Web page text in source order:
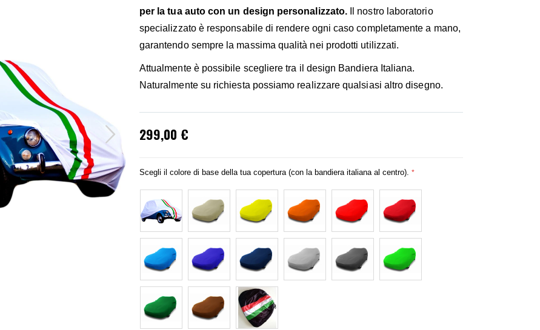
per la tua auto con un design personalizzato. Il nostro laboratorio
specializzato è responsabile di rendere ogni caso completamente a mano,
garantendo sempre la massima qualità nei prodotti utilizzati.
Attualmente è possibile scegliere tra il design Bandiera Italiana.
Naturalmente su richiesta possiamo realizzare qualsiasi altro disegno.
299,00 €
Scegli il colore di base della tua copertura (con la bandiera italiana al centro).